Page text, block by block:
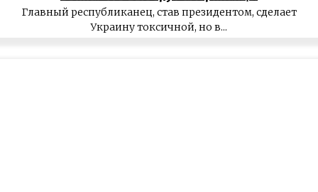
Главный республиканец, став президентом, сделает
Украину токсичной, но в...